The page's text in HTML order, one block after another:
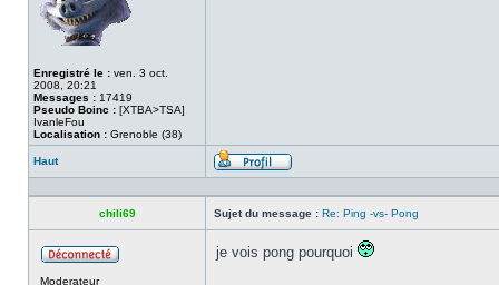
Enregistré le : ven. 3 oct.
2008, 20:21
Messages : 17419
Pseudo Boinc : [XTBA>TSA]
IvanleFou
Localisation : Grenoble (38)
Haut
Profil
chili69 Sujet du message : Re: Ping -vs- Pong
Moderateur
je vois pong pourquoi